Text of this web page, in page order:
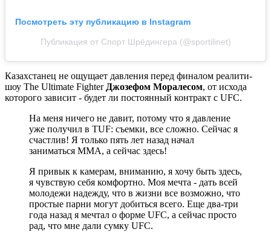
Посмотреть эту публикацию в Instagram
Публикация от Спорт Шрёдингера (@sportilinet)
Казахстанец не ощущает давления перед финалом реалити-
шоу The Ultimate FighterДжозефом Моралесом, от исхода
которого зависит - будет ли постоянный контракт с UFC.
На меня ничего не давит, потому что я давление
уже получил в TUF: съемки, все сложно. Сейчас я
счастлив! Я только пять лет назад начал
заниматься ММА, а сейчас здесь!
Я привык к камерам, вниманию, я хочу быть здесь,
я чувствую себя комфортно. Моя мечта - дать всей
молодежи надежду, что в жизни все возможно, что
простые парни могут добиться всего. Еще два-три
года назад я мечтал о форме UFC, а сейчас просто
рад, что мне дали сумку UFC.